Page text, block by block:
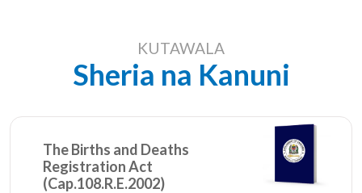
KUTAWALA
Sheria na Kanuni
The Births and Deaths
Registration Act
(Cap.108.R.E.2002)